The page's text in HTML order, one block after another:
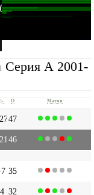
2002
Серия А 2001-
О Матчи
47
46
35
32